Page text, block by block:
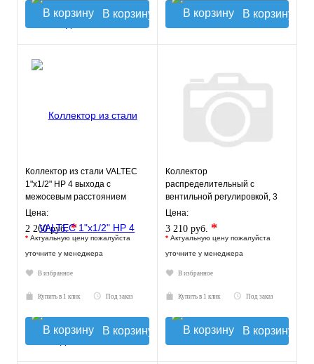
В корзину В корзину
Коллектор из стали VALTEC
1"х1/2" НР 4 выхода с
межосевым расстоянием
выходов 100мм
Цена:
2 260 руб.*
* Актуальную цену пожалуйста
уточните у менеджера
В избранное
Купить в 1 клик Под заказ
В корзину
Коллектор
распределительный с
вентильной регулировкой, 3
выхода, "евроконус" 1" - 3
выхода х 3/4" «е
Цена:
3 210 руб. *
* Актуальную цену пожалуйста
уточните у менеджера
В избранное
Купить в 1 клик Под заказ
В корзину